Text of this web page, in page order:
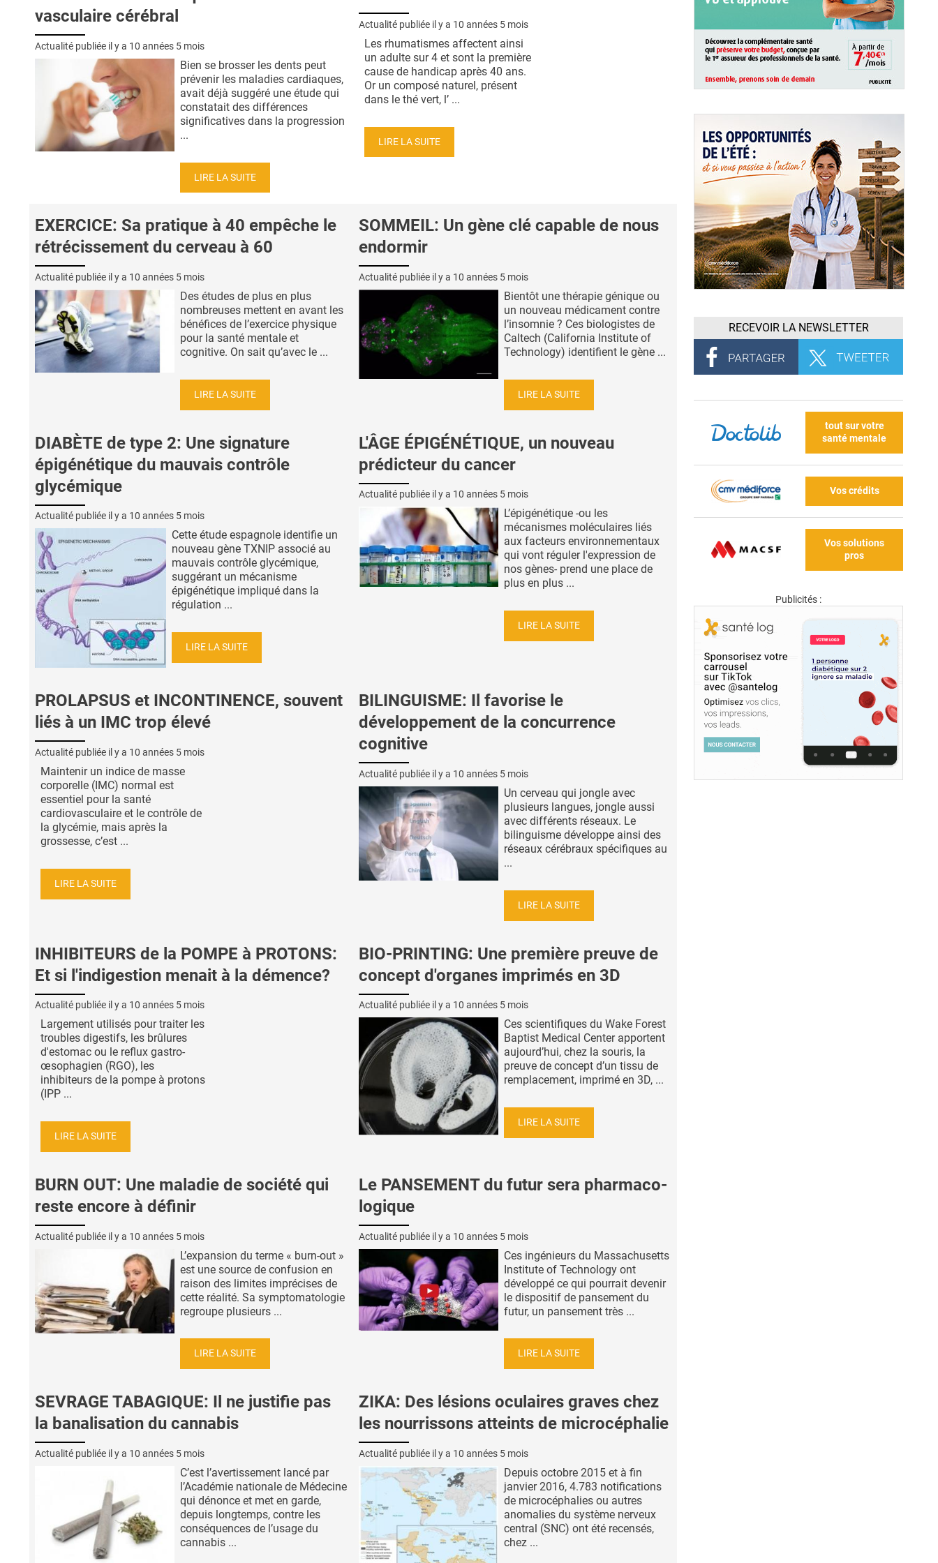
vasculaire cérébral
Actualité publiée il y a 10 années 5 mois
Bien se brosser les dents peut
prévenir les maladies cardiaques,
avait déjà suggéré une étude qui
constatait des différences
significatives dans la progression
...
LIRE LA SUITE
Actualité publiée il y a 10 années 5 mois
Les rhumatismes affectent ainsi
un adulte sur 4 et sont la première
cause de handicap après 40 ans.
Or un composé naturel, présent
dans le thé vert, l’ ...
LIRE LA SUITE
EXERCICE: Sa pratique à 40 empêche le
rétrécissement du cerveau à 60
Actualité publiée il y a 10 années 5 mois
Des études de plus en plus
nombreuses mettent en avant les
bénéfices de l’exercice physique
pour la santé mentale et
cognitive. On sait qu’avec le ...
LIRE LA SUITE
SOMMEIL: Un gène clé capable de nous
endormir
Actualité publiée il y a 10 années 5 mois
Bientôt une thérapie génique ou
un nouveau médicament contre
l’insomnie ? Ces biologistes de
Caltech (California Institute of
Technology) identifient le gène ...
LIRE LA SUITE
DIABÈTE de type 2: Une signature
épigénétique du mauvais contrôle
glycémique
Actualité publiée il y a 10 années 5 mois
Cette étude espagnole identifie un
nouveau gène TXNIP associé au
mauvais contrôle glycémique,
suggérant un mécanisme
épigénétique impliqué dans la
régulation ...
LIRE LA SUITE
L'ÂGE ÉPIGÉNÉTIQUE, un nouveau
prédicteur du cancer
Actualité publiée il y a 10 années 5 mois
L’épigénétique -ou les
mécanismes moléculaires liés
aux facteurs environnementaux
qui vont réguler l'expression de
nos gènes- prend une place de
plus en plus ...
LIRE LA SUITE
PROLAPSUS et INCONTINENCE, souvent
liés à un IMC trop élevé
Actualité publiée il y a 10 années 5 mois
Maintenir un indice de masse
corporelle (IMC) normal est
essentiel pour la santé
cardiovasculaire et le contrôle de
la glycémie, mais après la
grossesse, c’est ...
LIRE LA SUITE
BILINGUISME: Il favorise le
développement de la concurrence
cognitive
Actualité publiée il y a 10 années 5 mois
Un cerveau qui jongle avec
plusieurs langues, jongle aussi
avec différents réseaux. Le
bilinguisme développe ainsi des
réseaux cérébraux spécifiques au
...
LIRE LA SUITE
INHIBITEURS de la POMPE à PROTONS:
Et si l'indigestion menait à la démence?
Actualité publiée il y a 10 années 5 mois
Largement utilisés pour traiter les
troubles digestifs, les brûlures
d'estomac ou le reflux gastro-
œsophagien (RGO), les
inhibiteurs de la pompe à protons
(IPP ...
LIRE LA SUITE
BIO-PRINTING: Une première preuve de
concept d'organes imprimés en 3D
Actualité publiée il y a 10 années 5 mois
Ces scientifiques du Wake Forest
Baptist Medical Center apportent
aujourd’hui, chez la souris, la
preuve de concept d’un tissu de
remplacement, imprimé en 3D, ...
LIRE LA SUITE
BURN OUT: Une maladie de société qui
reste encore à définir
Actualité publiée il y a 10 années 5 mois
L’expansion du terme « burn-out »
est une source de confusion en
raison des limites imprécises de
cette réalité. Sa symptomatologie
regroupe plusieurs ...
LIRE LA SUITE
Le PANSEMENT du futur sera pharmaco-
logique
Actualité publiée il y a 10 années 5 mois
Ces ingénieurs du Massachusetts
Institute of Technology ont
développé ce qui pourrait devenir
le dispositif de pansement du
futur, un pansement très ...
LIRE LA SUITE
SEVRAGE TABAGIQUE: Il ne justifie pas
la banalisation du cannabis
Actualité publiée il y a 10 années 5 mois
C’est l’avertissement lancé par
l’Académie nationale de Médecine
qui dénonce et met en garde,
depuis longtemps, contre les
conséquences de l’usage du
cannabis ...
ZIKA: Des lésions oculaires graves chez
les nourrissons atteints de microcéphalie
Actualité publiée il y a 10 années 5 mois
Depuis octobre 2015 et à fin
janvier 2016, 4.783 notifications
de microcéphalies ou autres
anomalies du système nerveux
central (SNC) ont été recensés,
chez ...
RECEVOIR LA NEWSLETTER
tout sur votre
santé mentale
Vos crédits
Vos solutions
pros
Publicités :